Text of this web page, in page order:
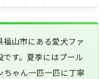
福山市にある愛犬ファ
す。夏季にはプール
ちゃん一匹一匹に丁寧